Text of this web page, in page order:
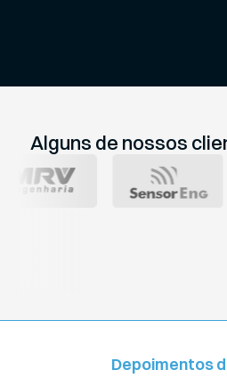
Alguns de nossos
Depoimentos